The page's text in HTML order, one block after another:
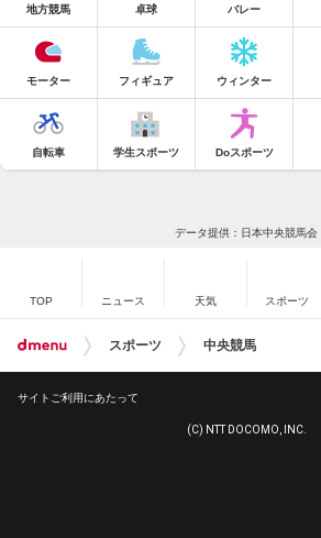
地方競馬 卓球 バレー
モーター フィギュア ウィンター
自転車 学生スポーツ Doスポーツ
データ提供：日本中央競馬会
TOP ニュース 天気 スポーツ
スポーツ 中央競馬
サイトご利用にあたって
(C) NTT DOCOMO, INC.